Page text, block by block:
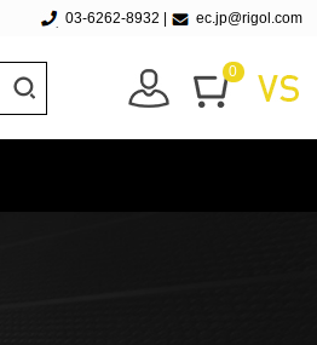
03-6262-8932 ec.jp@rigol.com
0